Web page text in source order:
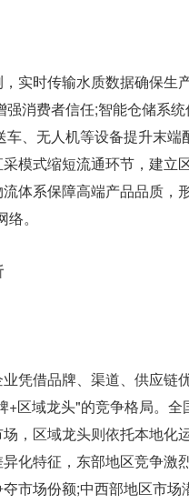
实时传输水质数据确保生
消费者信任;智能仓储系
车、无人机等设备提升末端
模式缩短流通环节，建立
体系保障高端产品品质，
。
凭借品牌、渠道、供应链
+区域龙头"的竞争格局。全
，区域龙头则依托本地化
化特征，东部地区竞争激
市场份额;中西部地区市场